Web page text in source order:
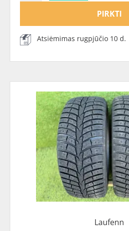
PIRKTI
Atsiėmimas rugpjūčio 10 d.
Laufenn